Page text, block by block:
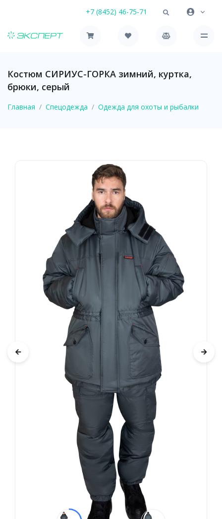
+7 (8452) 46-75-71
Костюм СИРИУС-ГОРКА зимний, куртка,
брюки, серый
Главная Спецодежда Одежда для охоты и рыбалки